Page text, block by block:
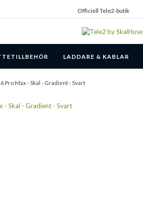
Officiell Tele2-butik
LADDARE & KABLAR
Pro Max - Skal - Gradient - Svart